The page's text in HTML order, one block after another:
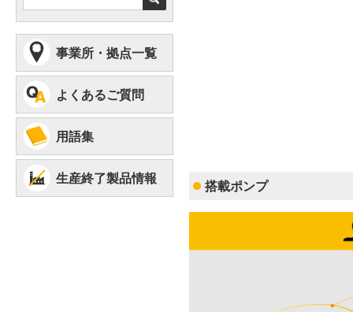
搭載ポンプ
索
事業所・拠点一覧
よくあるご質問
用語集
生産終了製品情報